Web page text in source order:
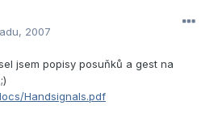
2007
jsem popisy posuňků a gest na
Handsignals.pdf